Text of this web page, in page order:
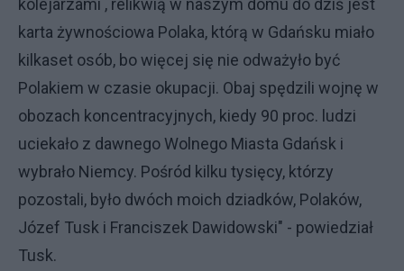
kolejarzami , relikwią w naszym domu do dziś jest
karta żywnościowa Polaka, którą w Gdańsku miało
kilkaset osób, bo więcej się nie odważyło być
Polakiem w czasie okupacji. Obaj spędzili wojnę w
obozach koncentracyjnych, kiedy 90 proc. ludzi
uciekało z dawnego Wolnego Miasta Gdańsk i
wybrało Niemcy. Pośród kilku tysięcy, którzy
pozostali, było dwóch moich dziadków, Polaków,
Józef Tusk i Franciszek Dawidowski" - powiedział
Tusk.